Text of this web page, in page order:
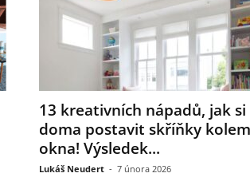
13 kreativních nápadů, jak si
doma postavit skříňky kolem
okna! Výsledek...
Lukáš Neudert - 7 února 2026